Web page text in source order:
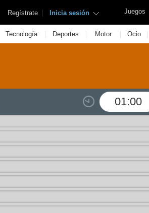
Juegos
Regístrate | Inicia sesión
Tecnología | Deportes | Motor | Ocio |
01:00